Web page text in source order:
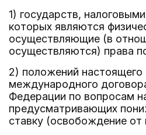
1) государств,
которых являются
осуществляющие (в
осуществляются) права
2) положений настоящего
международного
Федерации по вопросам
предусматривающих
ставку (освобождение от